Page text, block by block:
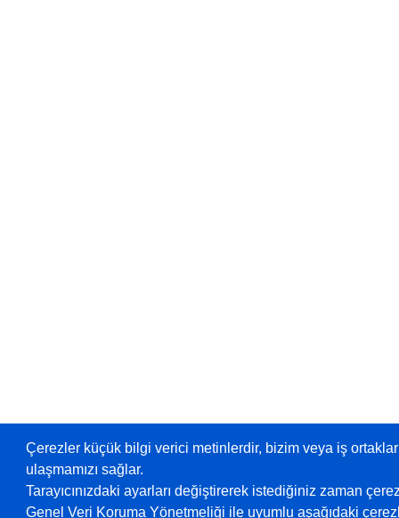
Çerezler küçük bilgi verici metinlerdir, bizim veya iş
ulaşmamızı sağlar.
Tarayıcınızdaki ayarları değiştirerek istediğiniz zaman
Genel Veri Koruma Yönetmeliği ile uyumlu aşağıdaki